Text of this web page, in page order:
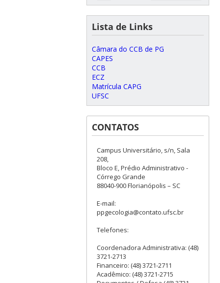
Lista de Links
Câmara do CCB de PG
CAPES
CCB
ECZ
Matrícula CAPG
UFSC
CONTATOS
Campus Universitário, s/n, Sala
208,
Bloco E, Prédio Administrativo -
Córrego Grande
88040-900 Florianópolis – SC
E-mail:
ppgecologia@contato.ufsc.br
Telefones:
Coordenadora Administrativa: (48)
3721-2713
Financeiro: (48) 3721-2711
Acadêmico: (48) 3721-2715